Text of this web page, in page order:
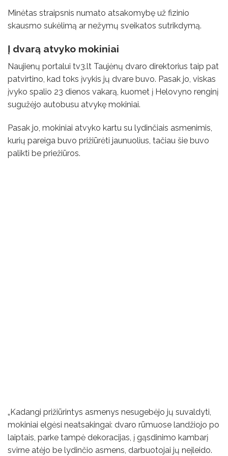
Minėtas straipsnis numato atsakomybę už fizinio
skausmo sukėlimą ar nežymų sveikatos sutrikdymą.
Į dvarą atvyko mokiniai
Naujienų portalui tv3.lt Taujėnų dvaro direktorius taip pat
patvirtino, kad toks įvykis jų dvare buvo. Pasak jo, viskas
įvyko spalio 23 dienos vakarą, kuomet į Helovyno renginį
sugužėjo autobusu atvykę mokiniai.
Pasak jo, mokiniai atvyko kartu su lydinčiais asmenimis,
kurių pareiga buvo prižiūrėti jaunuolius, tačiau šie buvo
palikti be priežiūros.
„Kadangi prižiūrintys asmenys nesugebėjo jų suvaldyti,
mokiniai elgėsi neatsakingai: dvaro rūmuose landžiojo po
laiptais, parke tampė dekoracijas, į gąsdinimo kambarį
svirne atėjo be lydinčio asmens, darbuotojai jų neįleido.